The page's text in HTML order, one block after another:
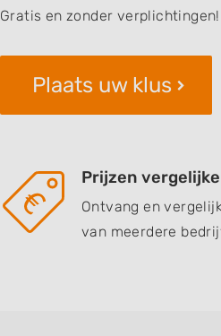
Gratis en zonder verplichtingen!
Plaats uw klus
Prijzen
Ontvang en
van meerdere